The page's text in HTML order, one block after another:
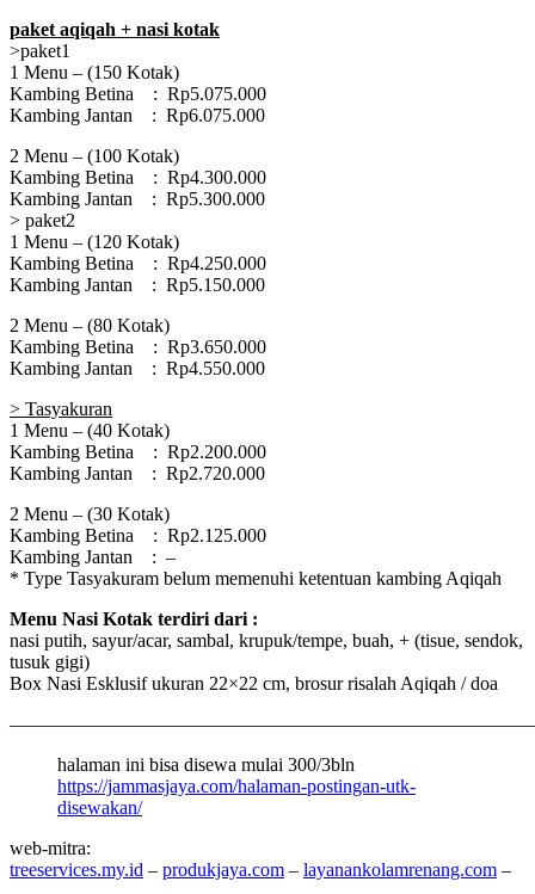
paket aqiqah + nasi kotak
>paket1
1 Menu – (150 Kotak)
Kambing Betina : Rp5.075.000
Kambing Jantan : Rp6.075.000
2 Menu – (100 Kotak)
Kambing Betina : Rp4.300.000
Kambing Jantan : Rp5.300.000
> paket2
1 Menu – (120 Kotak)
Kambing Betina : Rp4.250.000
Kambing Jantan : Rp5.150.000
2 Menu – (80 Kotak)
Kambing Betina : Rp3.650.000
Kambing Jantan : Rp4.550.000
> Tasyakuran
1 Menu – (40 Kotak)
Kambing Betina : Rp2.200.000
Kambing Jantan : Rp2.720.000
2 Menu – (30 Kotak)
Kambing Betina : Rp2.125.000
Kambing Jantan : –
* Type Tasyakuram belum memenuhi ketentuan kambing Aqiqah
Menu Nasi Kotak terdiri dari :
nasi putih, sayur/acar, sambal, krupuk/tempe, buah, + (tisue, sendok,
tusuk gigi)
Box Nasi Esklusif ukuran 22×22 cm, brosur risalah Aqiqah / doa
halaman ini bisa disewa mulai 300/3bln
https://jammasjaya.com/halaman-postingan-utk-
disewakan/
web-mitra:
treeservices.my.id – produkjaya.com – layanankolamrenang.com –